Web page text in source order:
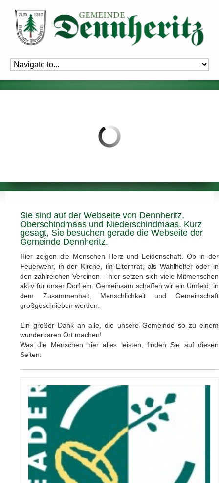
Sie sind auf der Webseite von Dennheritz,
Oberschindmaas und Niederschindmaas. Kurz
gesagt, Sie besuchen gerade die Webseite der
Gemeinde Dennheritz.
Hier zeigen die Menschen Herz und Leidenschaft. Ob in der
Feuerwehr, in der Kirche, im Elternrat, als Wahlhelfer oder in
den zahlreichen Vereinen – hier setzen sich viele Mitmenschen
aktiv für unser Dorf ein. Gemeinsam schaffen wir ein Umfeld, in
dem Zusammenhalt, Menschlichkeit und Gemeinschaft
großgeschrieben werden.
Ein großer Dank an alle, die unsere Gemeinde so zu einem
wunderbaren Ort machen!
Was die Menschen hier alles leisten, finden Sie auf diesen
Seiten: